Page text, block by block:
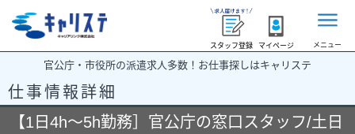
スタッフ登録 マイページ メニュー
官公庁・市役所の派遣求人多数！お仕事探しはキャリステ
仕事情報詳細
【1日4h～5h勤務］官公庁の窓口スタッフ/土日